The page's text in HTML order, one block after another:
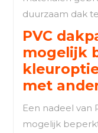
duurzaam dak
PVC
mogelijk
met
Een nadeel van
mogelijk